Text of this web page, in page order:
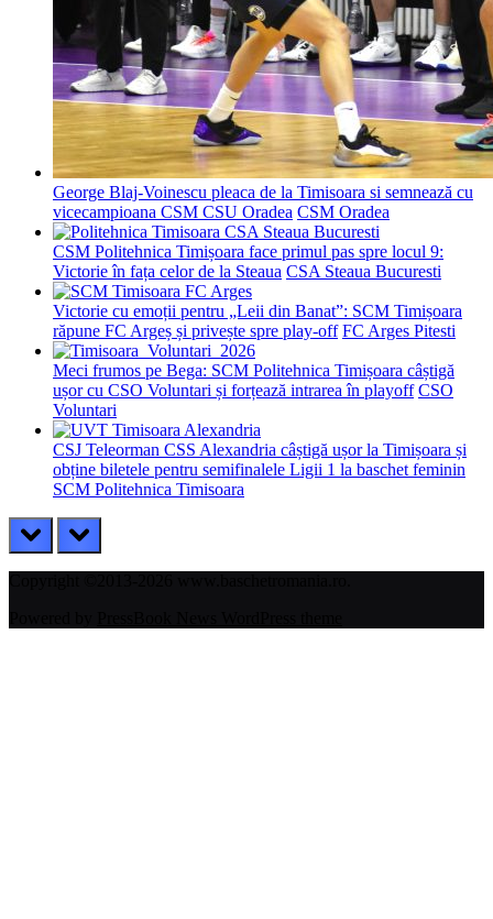
George Blaj-Voinescu pleaca de la Timisoara si semnează cu
vicecampioana CSM CSU Oradea CSM Oradea
CSM Politehnica Timișoara face primul pas spre locul 9:
Victorie în fața celor de la Steaua CSA Steaua Bucuresti
Victorie cu emoții pentru „Leii din Banat”: SCM Timișoara
răpune FC Argeș și privește spre play-off FC Arges Pitesti
Meci frumos pe Bega: SCM Politehnica Timișoara câștigă
ușor cu CSO Voluntari și forțează intrarea în playoff CSO
Voluntari
CSJ Teleorman CSS Alexandria câștigă ușor la Timișoara și
obține biletele pentru semifinalele Ligii 1 la baschet feminin
SCM Politehnica Timisoara
prev next